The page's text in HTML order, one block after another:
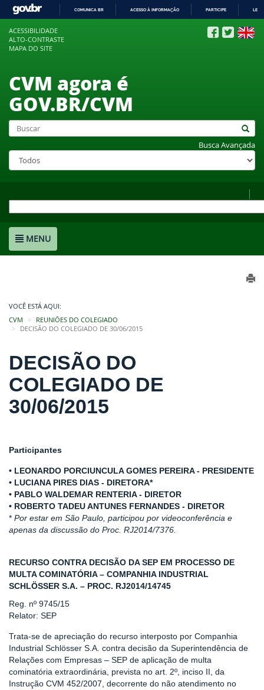
COMUNICA BR ACESSO À INFORMAÇÃO PARTICIPE
ACESSIBILIDADE
ALTO-CONTRASTE
MAPA DO SITE
CVM agora é
GOV.BR/CVM
Busca Avançada
MENU
VOCÊ ESTÁ AQUI:
CVM
REUNIÕES DO COLEGIADO
DECISÃO DO COLEGIADO DE 30/06/2015
DECISÃO DO
COLEGIADO DE
30/06/2015
Participantes
• LEONARDO PORCIUNCULA GOMES PEREIRA - PRESIDENTE
• LUCIANA PIRES DIAS - DIRETORA*
• PABLO WALDEMAR RENTERIA - DIRETOR
• ROBERTO TADEU ANTUNES FERNANDES - DIRETOR
* Por estar em São Paulo, participou por videoconferência e
apenas da discussão do Proc. RJ2014/7376.
RECURSO CONTRA DECISÃO DA SEP EM PROCESSO DE
MULTA COMINATÓRIA – COMPANHIA INDUSTRIAL
SCHLÖSSER S.A. – PROC. RJ2014/14745
Reg. nº 9745/15
Relator: SEP
Trata-se de apreciação do recurso interposto por Companhia
Industrial Schlösser S.A. contra decisão da Superintendência de
Relações com Empresas – SEP de aplicação de multa
cominatória extraordinária, prevista no art. 2º, inciso II, da
Instrução CVM 452/2007, decorrente do não atendimento no